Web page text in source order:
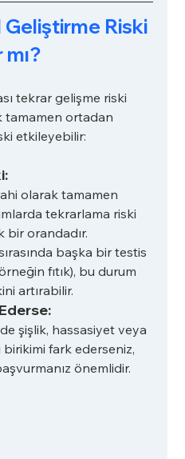
Riski
mı?
tekrar gelişme riski
tamamen ortadan
etkileyebilir:
olarak tamamen
tekrarlama riski
bir orandadır.
başka bir testis
fıtık), bu durum
artırabilir.
şişlik, hassasiyet veya
birikimi fark ederseniz,
önemlidir.